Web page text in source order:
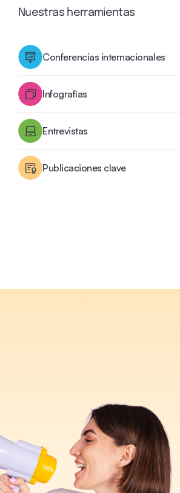
Nuestras herramientas
Conferencias internacionales
Infografías
Entrevistas
Publicaciones clave